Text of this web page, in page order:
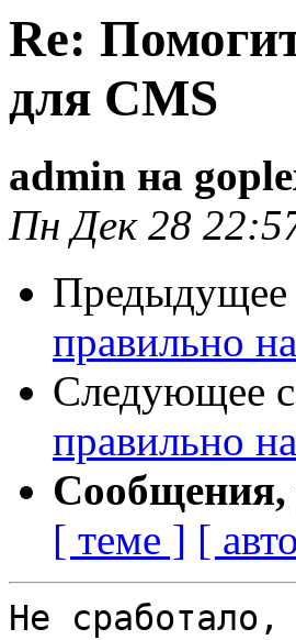
Re:
для CMS
admin на
Пн Дек 28
Предыдущее
правильно
Следующее
правильно
Сообщения,
[ теме ] [
Не сработало,